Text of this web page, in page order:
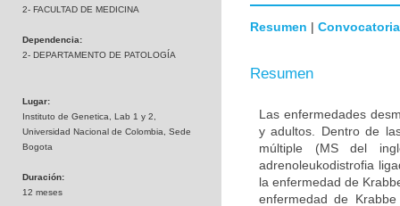
2- FACULTAD DE MEDICINA
Dependencia:
2- DEPARTAMENTO DE PATOLOGÍA
Lugar:
Instituto de Genetica, Lab 1 y 2,
Universidad Nacional de Colombia, Sede
Bogota
Duración:
12 meses
Resumen | Convocatoria
Resumen
Las enfermedades
y adultos. Dentro de
múltiple (MS del
adrenoleukodistrofia
la enfermedad de
enfermedad de